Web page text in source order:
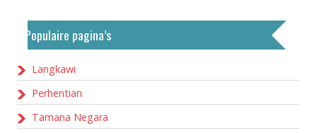
Populaire pagina’s
Langkawi
Perhentian
Tamana Negara